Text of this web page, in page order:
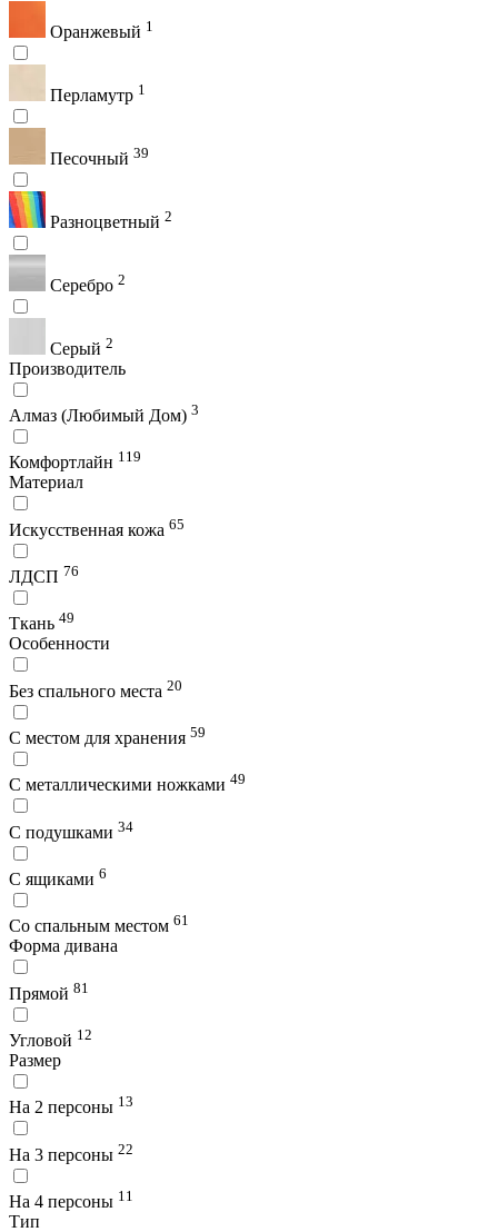
Оранжевый 1
Перламутр 1
Песочный 39
Разноцветный 2
Серебро 2
Серый 2
Производитель
Алмаз (Любимый Дом) 3
Комфортлайн 119
Материал
Искусственная кожа 65
ЛДСП 76
Ткань 49
Особенности
Без спального места 20
С местом для хранения 59
С металлическими ножками 49
С подушками 34
С ящиками 6
Со спальным местом 61
Форма дивана
Прямой 81
Угловой 12
Размер
На 2 персоны 13
На 3 персоны 22
На 4 персоны 11
Тип